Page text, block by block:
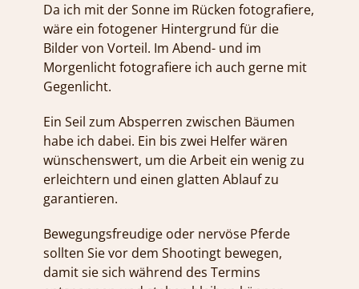
Da ich mit der Sonne im Rücken fotografiere,
wäre ein fotogener Hintergrund für die
Bilder von Vorteil. Im Abend- und im
Morgenlicht fotografiere ich auch gerne mit
Gegenlicht.
Ein Seil zum Absperren zwischen Bäumen
habe ich dabei. Ein bis zwei Helfer wären
wünschenswert, um die Arbeit ein wenig zu
erleichtern und einen glatten Ablauf zu
garantieren.
Bewegungsfreudige oder nervöse Pferde
sollten Sie vor dem Shootingt bewegen,
damit sie sich während des Termins